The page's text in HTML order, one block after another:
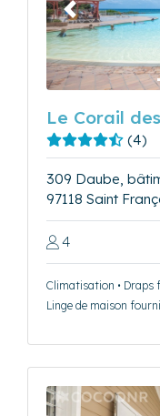
Précédent
Le Corail
(4)
309 Daube,
97118 Saint
4
Climatisation • Draps
Linge de maison